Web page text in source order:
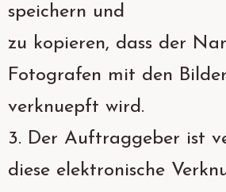
speichern und
zu kopieren, dass der
Fotografen mit den
verknuepft wird.
3. Der Auftraggeber ist
diese elektronische